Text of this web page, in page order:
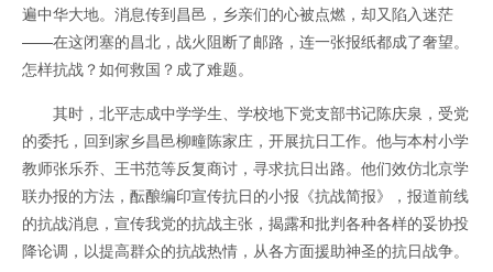
遍中华大地。消息传到昌邑，乡亲们的心被点燃，却又陷入迷茫
——在这闭塞的昌北，战火阻断了邮路，连一张报纸都成了奢望。
怎样抗战？如何救国？成了难题。
其时，北平志成中学学生、学校地下党支部书记陈庆泉，受党
的委托，回到家乡昌邑柳疃陈家庄，开展抗日工作。他与本村小学
教师张乐乔、王书范等反复商讨，寻求抗日出路。他们效仿北京学
联办报的方法，酝酿编印宣传抗日的小报《抗战简报》，报道前线
的抗战消息，宣传我党的抗战主张，揭露和批判各种各样的妥协投
降论调，以提高群众的抗战热情，从各方面援助神圣的抗日战争。